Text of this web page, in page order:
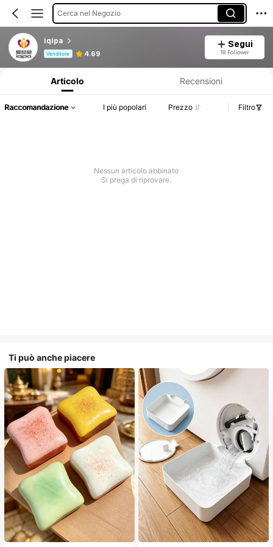
Cerca nel Negozio
iqipa
Venditore 4.69
Segui
18 Follower
Articolo Recensioni
Raccomandazione I più popolari Prezzo Filtro
Nessun articolo abbinato
Si prega di riprovare.
Ti può anche piacere